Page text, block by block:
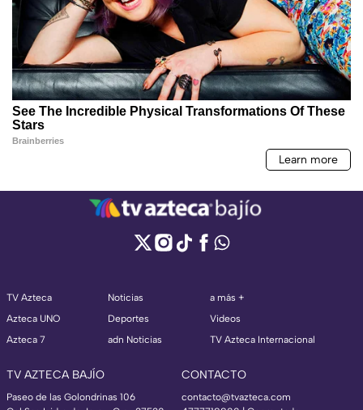
TV Azteca
Azteca UNO
Azteca 7
Noticias
Deportes
adn Noticias
a más +
Videos
TV Azteca Internacional
TV AZTECA BAJÍO
Paseo de las Golondrinas 106
CONTACTO
contacto@tvazteca.com